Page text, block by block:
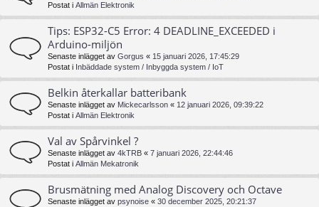
Postat i Allmän Elektronik
Tips: ESP32-C5 Error: 4 DEADLINE_EXCEEDED i
Arduino-miljön
Senaste inlägget av Gorgus « 15 januari 2026, 17:45:29
Postat i Inbäddade system / Inbyggda system / IoT
Belkin återkallar batteribank
Senaste inlägget av Mickecarlsson « 12 januari 2026, 09:39:22
Postat i Allmän Elektronik
Val av Spårvinkel ?
Senaste inlägget av 4kTRB « 7 januari 2026, 22:44:46
Postat i Allmän Mekatronik
Brusmätning med Analog Discovery och Octave
Senaste inlägget av psynoise « 30 december 2025, 20:21:37